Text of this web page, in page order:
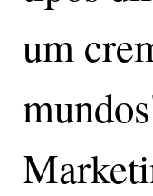
um